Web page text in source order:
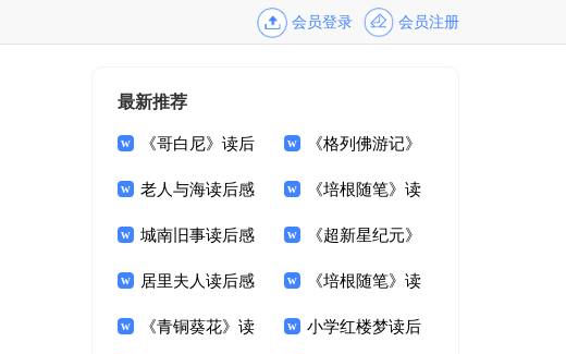
会员登录 会员注册
最新推荐
《哥白尼》读后
感
《格列佛游记》
读后感(15篇)
老人与海读后感
精选15篇
《培根随笔》读
后感(15篇)
城南旧事读后感
800字大全
《超新星纪元》
读后感
居里夫人读后感
400字
《培根随笔》读
后感15篇
《青铜葵花》读 小学红楼梦读后